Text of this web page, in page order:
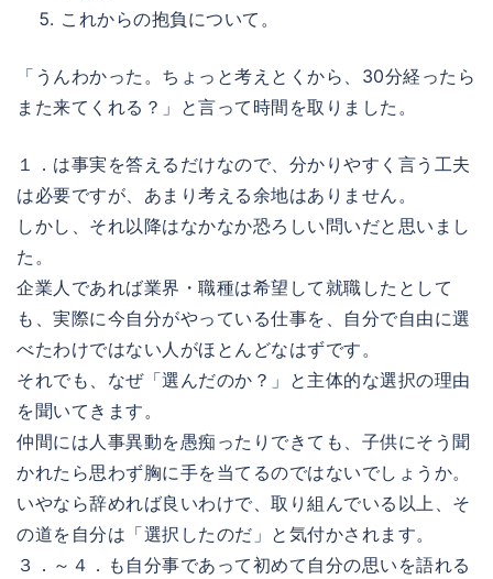
これからの抱負について。
「うんわかった。ちょっと考えとくから、30分経ったら
また来てくれる？」と言って時間を取りました。
１．は事実を答えるだけなので、分かりやすく言う工夫
は必要ですが、あまり考える余地はありません。
しかし、それ以降はなかなか恐ろしい問いだと思いまし
た。
企業人であれば業界・職種は希望して就職したとして
も、実際に今自分がやっている仕事を、自分で自由に選
べたわけではない人がほとんどなはずです。
それでも、なぜ「選んだのか？」と主体的な選択の理由
を聞いてきます。
仲間には人事異動を愚痴ったりできても、子供にそう聞
かれたら思わず胸に手を当てるのではないでしょうか。
いやなら辞めれば良いわけで、取り組んでいる以上、そ
の道を自分は「選択したのだ」と気付かされます。
３．～４．も自分事であって初めて自分の思いを語れる